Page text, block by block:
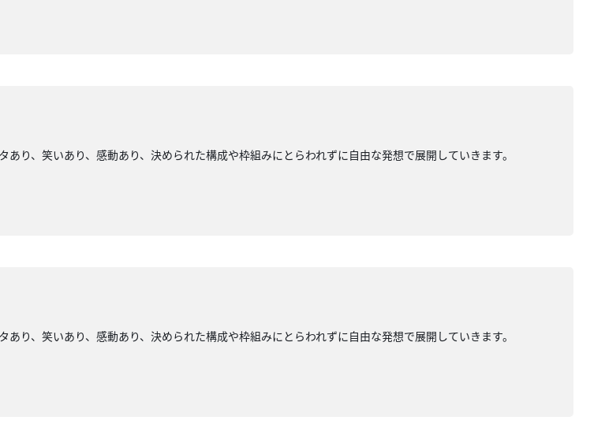
り、笑いあり、感動あり、決められた構成や枠組みにとらわれずに自由な発想で展開していきます。
り、笑いあり、感動あり、決められた構成や枠組みにとらわれずに自由な発想で展開していきます。